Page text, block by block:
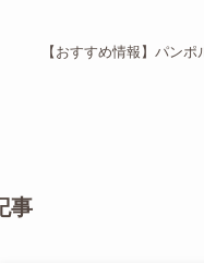
【おすすめ情報】パン
事